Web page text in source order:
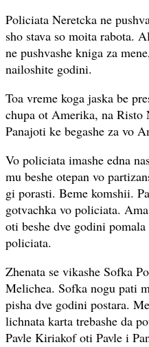
Policiata Neretcka ne
sho stava so moita rabota.
ne pushvashe kniga za
nailoshite godini.
Toa vreme koga jaska be
chupa ot Amerika, na Risto
Panajoti ke begashe za vo
Vo policiata imashe edna
mu beshe otepan vo
gi porasti. Beme komshii.
gotvachka vo policiata.
oti beshe dve godini
policiata.
Zhenata se vikashe Sofka
Melichea. Sofka nogu pati
pisha dve godini postara.
lichnata karta trebashe da
Pavle Kiriakof oti Pavle i